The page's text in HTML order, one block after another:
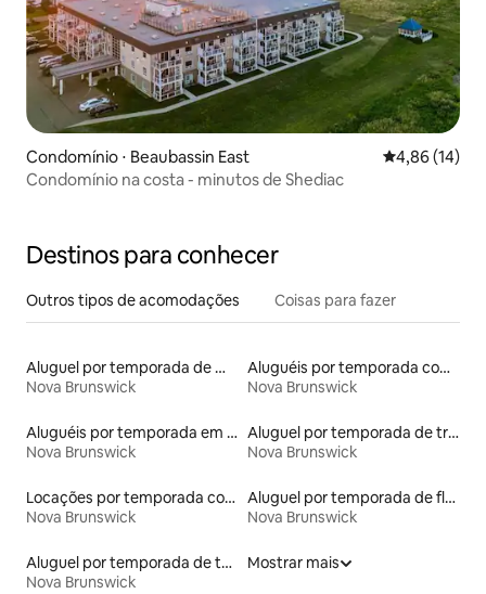
Condomínio ⋅ Beaubassin East 4,86 de uma
4,86 (14)
Condomínio na costa - minutos de Shediac
Destinos para conhecer
Outros tipos de acomodações Coisas para fazer
Aluguel por temporada de microcasas
Nova Brunswick
Aluguéis por temporada com café da manhã
Nova Brunswick
Aluguéis por temporada em acampamentos
Nova Brunswick
Aluguel por temporada de trailers
Nova Brunswick
Locações por temporada com piscina
Nova Brunswick
Aluguel por temporada de flats
Nova Brunswick
Aluguel por temporada de tendas
Nova Brunswick
Mostrar mais